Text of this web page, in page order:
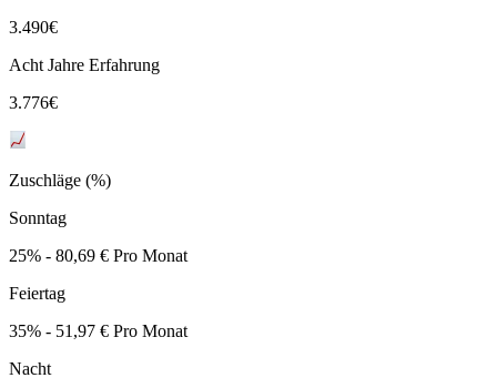
3.490€
Acht Jahre Erfahrung
3.776€
Zuschläge (%)
Sonntag
25% - 80,69 € Pro Monat
Feiertag
35% - 51,97 € Pro Monat
Nacht